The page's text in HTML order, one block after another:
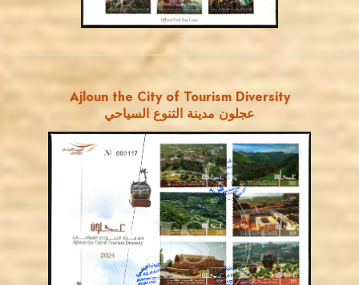
Ajloun the City of Tourism Diversity
عجلون مدينة التنوع السياحي
JS
MAHDI BSEISO